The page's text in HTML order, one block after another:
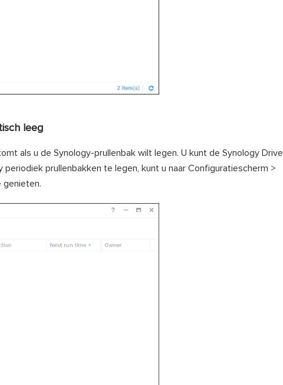
leeg
als u de Synology-prullenbak wilt legen. U kunt de Synology Drive
prullenbakken te legen, kunt u naar Configuratiescherm >
genieten.